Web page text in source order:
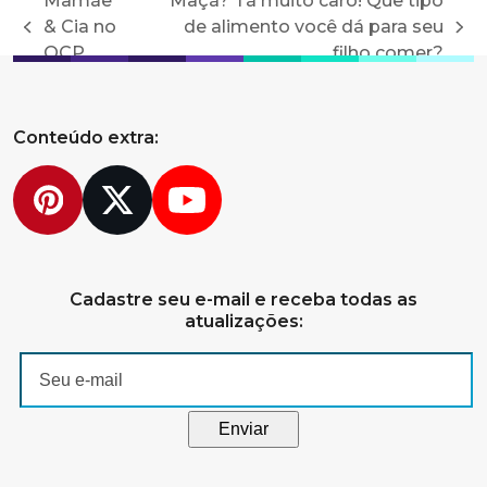
previous
post:
& Cia no
OCP
post:
de alimento você dá para seu
filho comer?
Conteúdo extra:
Pinterest
TwitterYouTube
Cadastre seu e-mail e receba todas as
atualizações: